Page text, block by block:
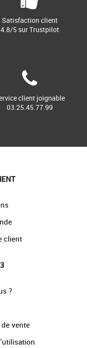
Satisfaction client
4.8/5 sur Trustpilot
client joignable
03.25.45.77.99
client
?
vente